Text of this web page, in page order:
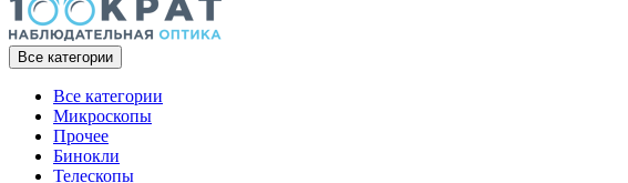
Все категории
Все категории
Микроскопы
Прочее
Бинокли
Телескопы